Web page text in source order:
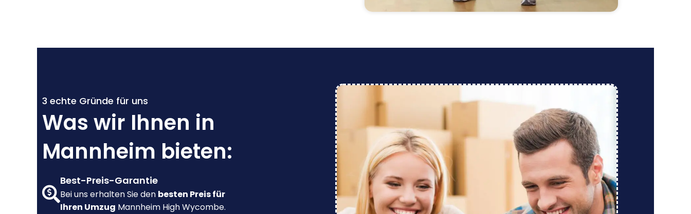
3 echte Gründe für uns
Was wir Ihnen in
Mannheim bieten:
Best-Preis-Garantie
Bei uns erhalten Sie den besten Preis für
Ihren Umzug Mannheim High Wycombe.